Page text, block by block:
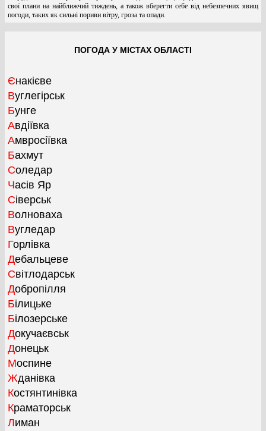
свої плани на найближчий тиждень, а також вберегти себе від небезпечних явищ
погоди, таких як сильні пориви вітру, гроза та опади.
ПОГОДА У МІСТАХ ОБЛАСТІ
Єнакієве
Вуглегірськ
Бунге
Авдіївка
Амвросіївка
Бахмут
Соледар
Часів Яр
Сіверськ
Волноваха
Вугледар
Горлівка
Дебальцеве
Світлодарськ
Добропілля
Білицьке
Білозерське
Докучаєвськ
Донецьк
Моспине
Жданівка
Костянтинівка
Краматорськ
Лиман